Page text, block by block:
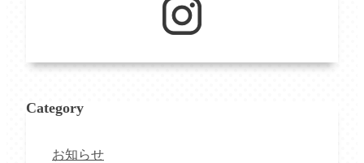
Category
お知らせ